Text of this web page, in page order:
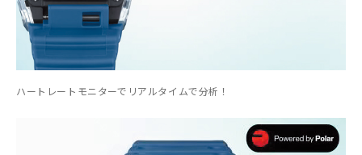
ハートレートモニターでリアルタイムで分析！